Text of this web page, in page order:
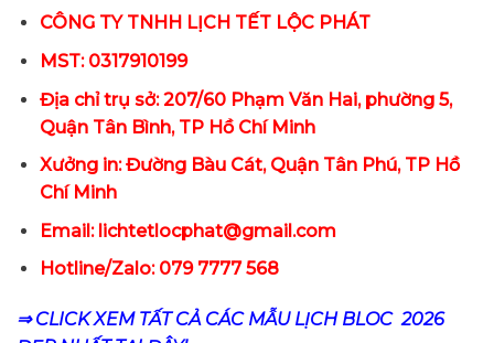
CÔNG TY TNHH LỊCH TẾT LỘC PHÁT
MST: 0317910199
Địa chỉ trụ sở: 207/60 Phạm Văn Hai, phường 5,
Quận Tân Bình, TP Hồ Chí Minh
Xưởng in: Đường Bàu Cát, Quận Tân Phú, TP Hồ
Chí Minh
Email: lichtetlocphat@gmail.com
Hotline/Zalo: 079 7777 568
⇒ CLICK XEM TẤT CẢ CÁC MẪU LỊCH BLOC 2026